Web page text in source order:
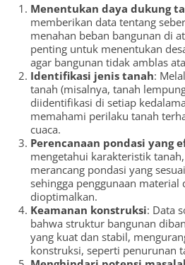
Menentukan daya dukung
memberikan data tentang
menahan beban bangunan di
penting untuk menentukan
agar bangunan tidak amblas
Identifikasi jenis tanah:
tanah (misalnya, tanah
diidentifikasi di setiap
memahami perilaku tanah
cuaca.
Perencanaan pondasi yang
mengetahui karakteristik
merancang pondasi yang
sehingga penggunaan material
dioptimalkan.
Keamanan konstruksi: Data
bahwa struktur bangunan
yang kuat dan stabil,
konstruksi, seperti penurunan